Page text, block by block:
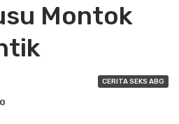
Montok
CERITA SEKS ABG